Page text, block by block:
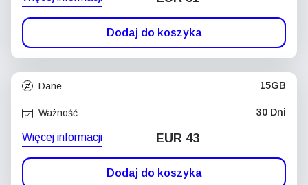
Dodaj do koszyka
Dane 15GB
Ważność 30 Dni
Więcej informacji EUR 43
Dodaj do koszyka